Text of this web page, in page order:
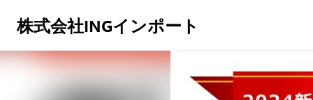
株式会社INGインポート